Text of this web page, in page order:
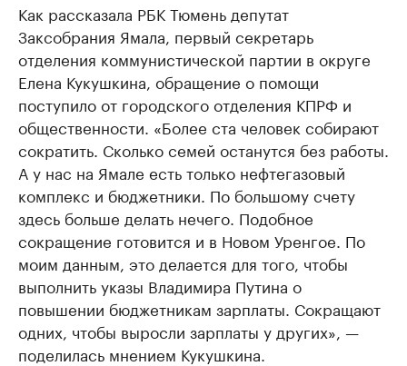
Как рассказала РБК Тюмень депутат
Заксобрания Ямала, первый секретарь
отделения коммунистической партии в округе
Елена Кукушкина, обращение о помощи
поступило от городского отделения КПРФ и
общественности. «Более ста человек собирают
сократить. Сколько семей останутся без работы.
А у нас на Ямале есть только нефтегазовый
комплекс и бюджетники. По большому счету
здесь больше делать нечего. Подобное
сокращение готовится и в Новом Уренгое. По
моим данным, это делается для того, чтобы
выполнить указы Владимира Путина о
повышении бюджетникам зарплаты. Сокращают
одних, чтобы выросли зарплаты у других», —
поделилась мнением Кукушкина.